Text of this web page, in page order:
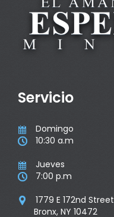
Servicio
 Domingo
 10:30 a.m
 Jueves
 7:00 p.m

1779 E 172nd Street
Bronx, NY 10472